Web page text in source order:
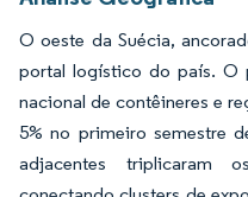
O oeste da Suécia,
portal logístico do país. O
nacional de contêineres e
5% no primeiro semestre
adjacentes triplicaram